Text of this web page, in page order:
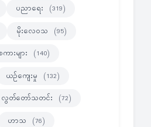
ပညာရေး (319)
မိုးလေဝသ (95)
းများ (140)
ယဉ်ကျေးမှု (132)
လွတ်တော်သတင်း (72)
ဟာသ (76)